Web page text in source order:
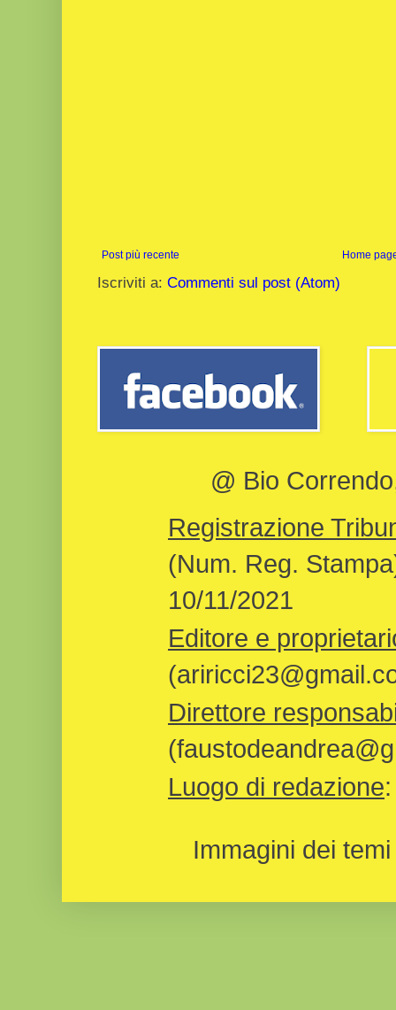
Post più recente Home
Iscriviti a: Commenti sul post (Atom)
@ Bio
Registrazione
(Num. Reg.
10/11/2021
Editore e
Direttore
Luogo di redazione
Immagini dei